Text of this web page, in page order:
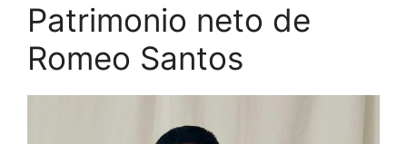
Patrimonio neto de
Romeo Santos